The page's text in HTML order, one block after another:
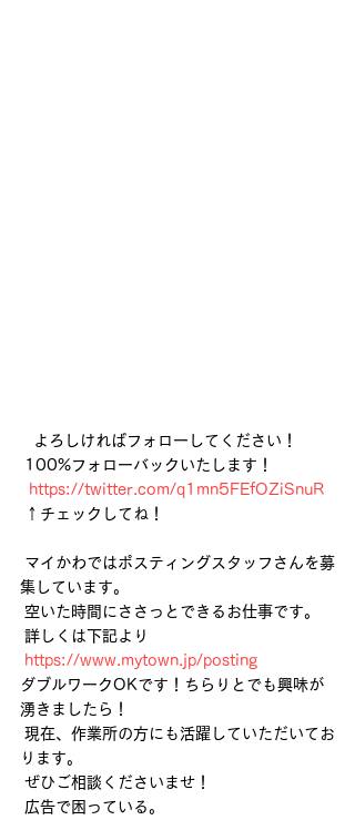
   よろしければフォローしてください！
100%フォローバックいたします！
https://twitter.com/q1mn5FEfOZiSnuR
↑チェックしてね！
集しています。
空いた時間にささっとできるお仕事です。
詳しくは下記より
https://www.mytown.jp/posting
ダブルワークOKです！ちらりとでも興味が
湧きましたら！
ります。
ぜひご相談くださいませ！
広告で困っている。